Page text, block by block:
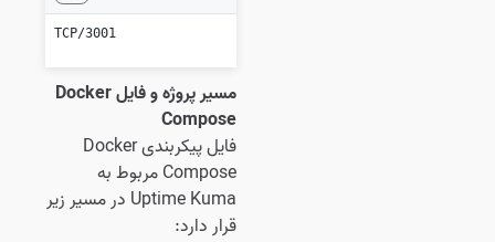
3001/TCP
مسیر پروژه و فایل Docker
Compose
فایل پیکربندی Docker
Compose مربوط به
Uptime Kuma در مسیر زیر
قرار دارد: